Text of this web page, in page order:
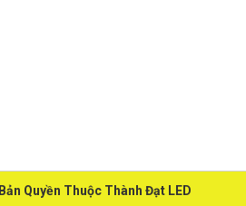
Bản Quyền Thuộc Thành Đạt LED